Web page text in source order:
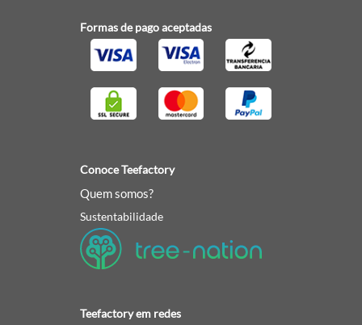
Formas de pago aceptadas
Conoce Teefactory
Quem somos?
Sustentabilidade
Teefactory em redes